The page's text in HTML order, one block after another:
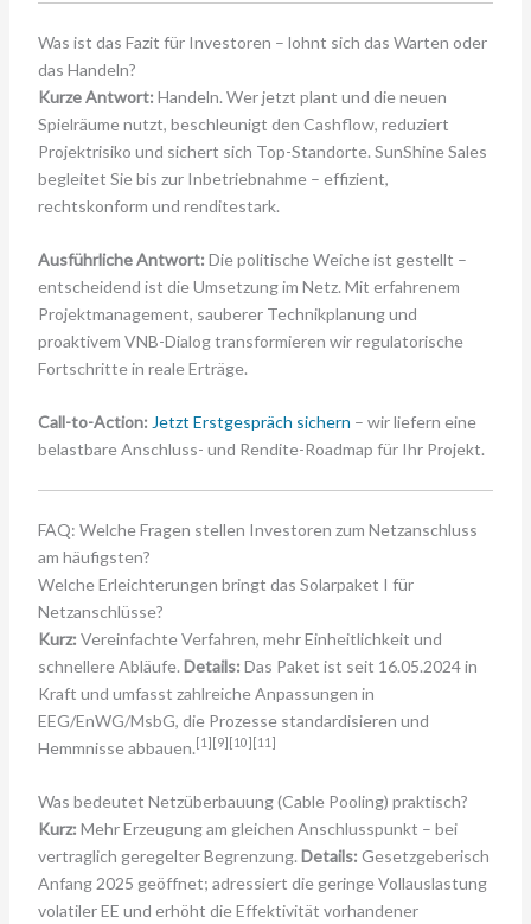
Was ist das Fazit für Investoren – lohnt sich das Warten oder
das Handeln?
Kurze Antwort: Handeln. Wer jetzt plant und die neuen
Spielräume nutzt, beschleunigt den Cashflow, reduziert
Projektrisiko und sichert sich Top-Standorte. SunShine Sales
begleitet Sie bis zur Inbetriebnahme – effizient,
rechtskonform und renditestark.
Ausführliche Antwort: Die politische Weiche ist gestellt –
entscheidend ist die Umsetzung im Netz. Mit erfahrenem
Projektmanagement, sauberer Technikplanung und
proaktivem VNB-Dialog transformieren wir regulatorische
Fortschritte in reale Erträge.
Call-to-Action: Jetzt Erstgespräch sichern – wir liefern eine
belastbare Anschluss- und Rendite-Roadmap für Ihr Projekt.
FAQ: Welche Fragen stellen Investoren zum Netzanschluss
am häufigsten?
Welche Erleichterungen bringt das Solarpaket I für
Netzanschlüsse?
Kurz: Vereinfachte Verfahren, mehr Einheitlichkeit und
schnellere Abläufe. Details: Das Paket ist seit 16.05.2024 in
Kraft und umfasst zahlreiche Anpassungen in
EEG/EnWG/MsbG, die Prozesse standardisieren und
Hemmnisse abbauen. [1][9][10][11]
Was bedeutet Netzüberbauung (Cable Pooling) praktisch?
Kurz: Mehr Erzeugung am gleichen Anschlusspunkt – bei
vertraglich geregelter Begrenzung. Details: Gesetzgeberisch
Anfang 2025 geöffnet; adressiert die geringe Vollauslastung
volatiler EE und erhöht die Effektivität vorhandener